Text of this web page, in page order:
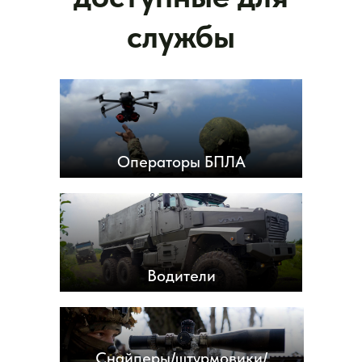
Водители
службы
Снайперы/штурмовики/
Операторы БПЛА
Бесплатное обследование, лечение и реабилитация
в военно-медицинских учреждениях для
Оплачиваемый отпуск
Гарантированный оплачиваемый отпуск каждые 6
месяцев продолжительностью 14 дней.